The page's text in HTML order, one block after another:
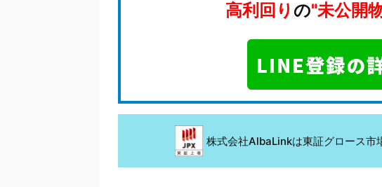
高利回り の"未公開
株式会社AlbaLinkは東証グロース市